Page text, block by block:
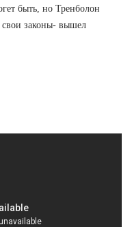
быть, но Тренболон
свои законы- вышел